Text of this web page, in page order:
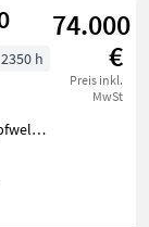
74.000
€
Preis inkl.
MwSt
2350 h